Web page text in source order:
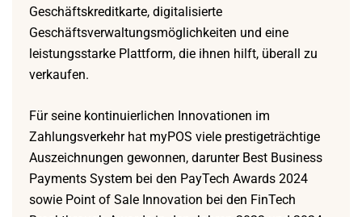
Geschäftskreditkarte, digitalisierte
Geschäftsverwaltungsmöglichkeiten und eine
leistungsstarke Plattform, die ihnen hilft, überall zu
verkaufen.
Für seine kontinuierlichen Innovationen im
Zahlungsverkehr hat myPOS viele prestigeträchtige
Auszeichnungen gewonnen, darunter Best Business
Payments System bei den PayTech Awards 2024
sowie Point of Sale Innovation bei den FinTech